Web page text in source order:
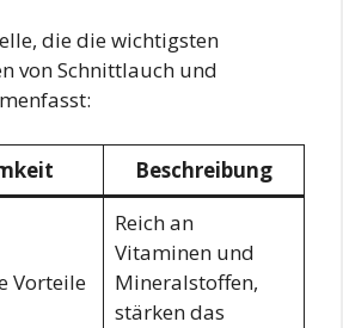
die die wichtigsten
von Schnittlauch und
Beschreibung
Vorteile
Reich an
Vitaminen und
Mineralstoffen,
stärken das